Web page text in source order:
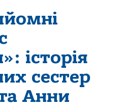
історія
сестер
Анни